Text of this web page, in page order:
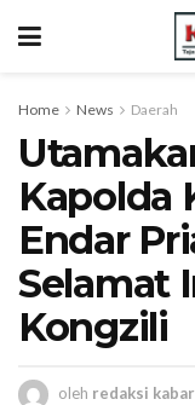
Home News Daerah
Kapolda
Endar
Selamat
Kongzili
oleh redaksi